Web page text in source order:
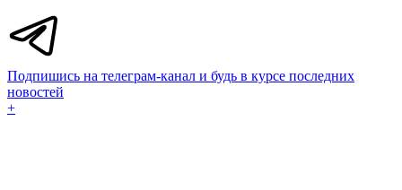
Подпишись на телеграм-канал и будь в курсе последних
новостей
+